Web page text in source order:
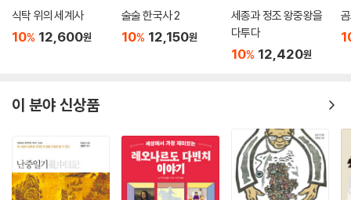
식탁 위의 세계사
10% 12,600원
술술 한국사 2
10% 12,150원
세종과 정조 왕중왕을
다투다
10% 12,420원
이 분야 신상품